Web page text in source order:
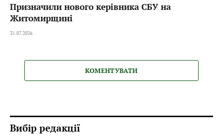
Призначили нового керівника СБУ на
Житомирщині
31.07.2026
КОМЕНТУВАТИ
Вибір редакції